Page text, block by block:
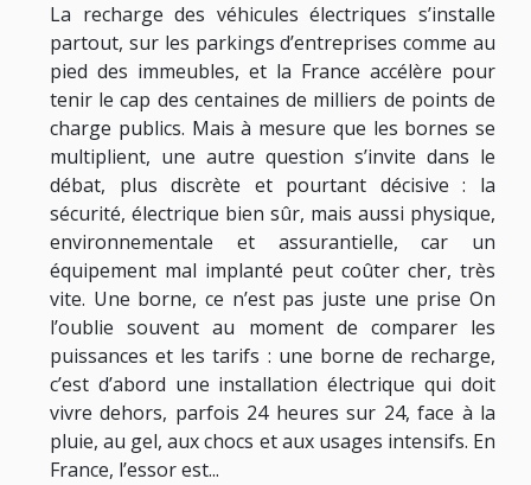
La recharge des véhicules électriques s’installe
partout, sur les parkings d’entreprises comme au
pied des immeubles, et la France accélère pour
tenir le cap des centaines de milliers de points de
charge publics. Mais à mesure que les bornes se
multiplient, une autre question s’invite dans le
débat, plus discrète et pourtant décisive : la
sécurité, électrique bien sûr, mais aussi physique,
environnementale et assurantielle, car un
équipement mal implanté peut coûter cher, très
vite. Une borne, ce n’est pas juste une prise On
l’oublie souvent au moment de comparer les
puissances et les tarifs : une borne de recharge,
c’est d’abord une installation électrique qui doit
vivre dehors, parfois 24 heures sur 24, face à la
pluie, au gel, aux chocs et aux usages intensifs. En
France, l’essor est...